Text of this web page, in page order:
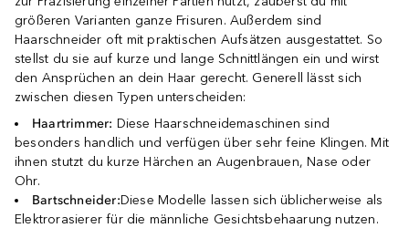
größeren Varianten ganze Frisuren. Außerdem sind
Haarschneider oft mit praktischen Aufsätzen ausgestattet. So
stellst du sie auf kurze und lange Schnittlängen ein und wirst
den Ansprüchen an dein Haar gerecht. Generell lässt sich
zwischen diesen Typen unterscheiden:
Haartrimmer: Diese Haarschneidemaschinen sind
besonders handlich und verfügen über sehr feine Klingen. Mit
ihnen stutzt du kurze Härchen an Augenbrauen, Nase oder
Ohr.
Bartschneider:Diese Modelle lassen sich üblicherweise als
Elektrorasierer für die männliche Gesichtsbehaarung nutzen.